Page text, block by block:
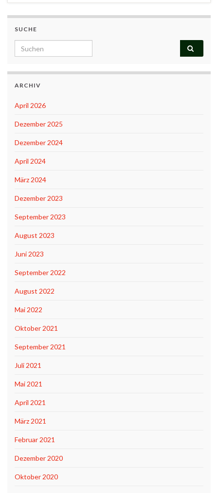
SUCHE
Search for:
ARCHIV
April 2026
Dezember 2025
Dezember 2024
April 2024
März 2024
Dezember 2023
September 2023
August 2023
Juni 2023
September 2022
August 2022
Mai 2022
Oktober 2021
September 2021
Juli 2021
Mai 2021
April 2021
März 2021
Februar 2021
Dezember 2020
Oktober 2020